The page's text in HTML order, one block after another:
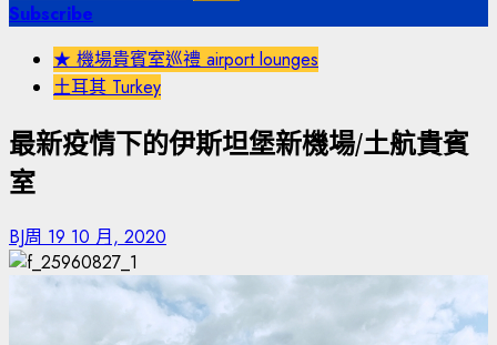
尋
Subscribe
★ 機場貴賓室巡禮 airport lounges
土耳其 Turkey
最新疫情下的伊斯坦堡新機場/土航貴賓
室
BJ周 19 10 月, 2020